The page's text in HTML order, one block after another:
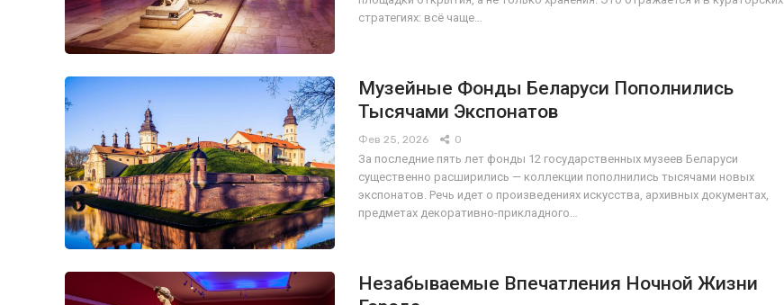
стратегиях: всё чаще…
Музейные Фонды Беларуси Пополнились
Тысячами Экспонатов
Фев 25, 2026 0
За последние пять лет фонды 12 государственных музеев Беларуси
существенно расширились — коллекции пополнились тысячами новых
экспонатов. Речь идет о произведениях искусства, архивных документах,
предметах декоративно-прикладного…
Незабываемые Впечатления Ночной Жизни